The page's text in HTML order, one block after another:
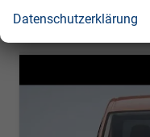
Datenschutzerklärung